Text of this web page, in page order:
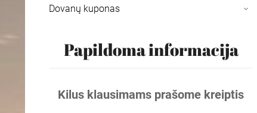
Dovanų kuponas ›
Papildoma informacija
Kilus klausimams prašome kreiptis